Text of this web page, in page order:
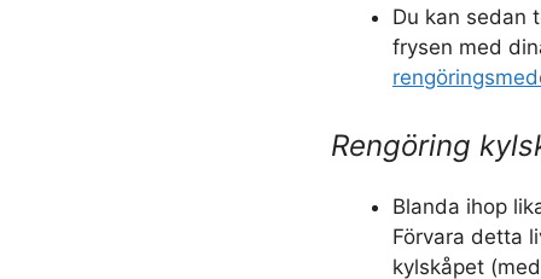
Du kan sedan
frysen med
Rengöring
Blanda ihop
Förvara detta
kylskåpet